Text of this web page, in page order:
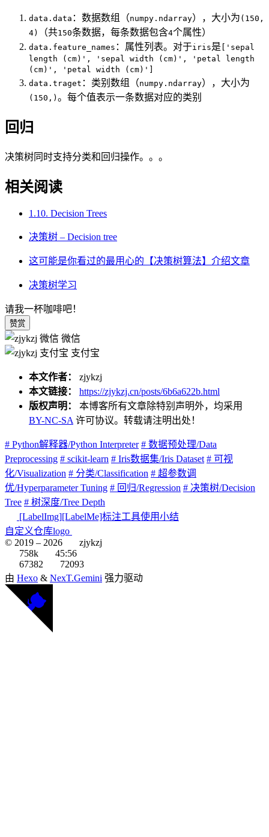
data.data ：数据数组（numpy.ndarray），大小为 (150,
4)
（共150条数据，每条数据包含4个属性）
data.feature_names ：属性列表。对于iris是 ['sepal
length (cm)', 'sepal width (cm)', 'petal length
(cm)', 'petal width (cm)']
data.traget ：类别数组（numpy.ndarray），大小为
(150,) 。每个值表示一条数据对应的类别
回归
决策树同时支持分类和回归操作。。。
相关阅读
1.10. Decision Trees
决策树 – Decision tree
这可能是你看过的最用心的【决策树算法】介绍文章
决策树学习
请我一杯咖啡吧！
赞赏
微信
支付宝
本文作者： zjykzj
本文链接：
https://zjykzj.cn/posts/6b6a622b.html
版权声明： 本博客所有文章除特别声明外，均采用
BY-NC-SA 许可协议。转载请注明出处！
# Python解释器/Python Interpreter # 数据预处理/Data
Preprocessing # scikit-learn # Iris数据集/Iris Dataset # 可视
化/Visualization # 分类/Classification # 超参数调
优/Hyperparameter Tuning # 回归/Regression # 决策树/Decision
Tree # 树深度/Tree Depth
[LabelImg][LabelMe]标注工具使用小结
自定义仓库logo
© 2019 – 2026
zjykzj
758k
45:56
67382
72093
由 Hexo & NexT.Gemini 强力驱动